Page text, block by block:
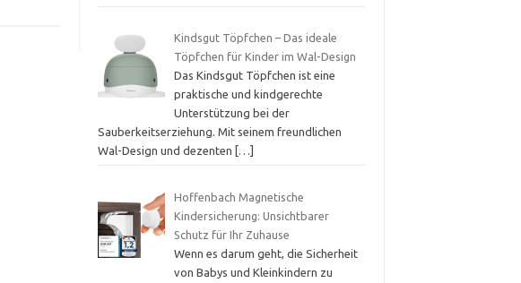
Kindsgut Töpfchen – Das ideale
Töpfchen für Kinder im Wal-Design
Das Kindsgut Töpfchen ist eine
praktische und kindgerechte
Unterstützung bei der
Sauberkeitserziehung. Mit seinem freundlichen
Wal-Design und dezenten
[…]
Hoffenbach Magnetische
Kindersicherung: Unsichtbarer
Schutz für Ihr Zuhause
Wenn es darum geht, die Sicherheit
von Babys und Kleinkindern zu